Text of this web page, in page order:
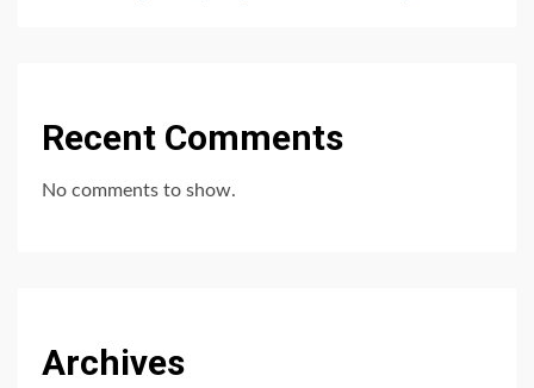
Recent Comments
No comments to show.
Archives